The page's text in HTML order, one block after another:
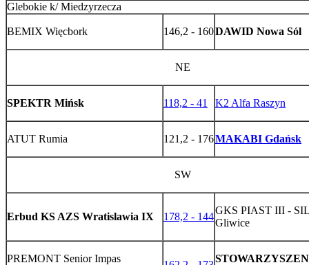
Glebokie k/ Miedzyrzecza
BEMIX Więcbork 146,2 - 160DAWID Nowa Sól
NE
SPEKTR Mińsk 118,2 - 41 K2 Alfa Raszyn
ATUT Rumia 121,2 - 176MAKABI Gdańsk
SW
Erbud KS AZS Wratislawia IX 178,2 - 144
GKS PIAST III -
Gliwice
PREMONT Senior Impas